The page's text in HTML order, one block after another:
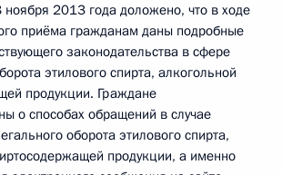
ноября 2013 года доложено, что в ходе
приёма гражданам даны подробные
законодательства в сфере
этилового спирта, алкогольной
продукции. Граждане
о способах обращений в случае
оборота этилового спирта,
продукции, а именно